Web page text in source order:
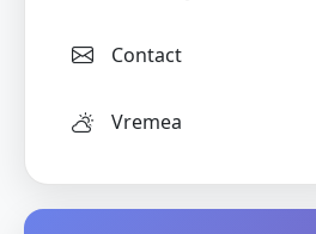
Contact
Vremea